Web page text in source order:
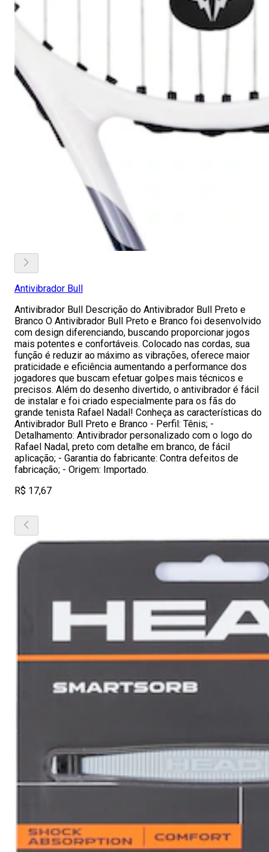
Antivibrador Bull
Antivibrador Bull Descrição do Antivibrador Bull Preto e
Branco O Antivibrador Bull Preto e Branco foi desenvolvido
com design diferenciando, buscando proporcionar jogos
mais potentes e confortáveis. Colocado nas cordas, sua
função é reduzir ao máximo as vibrações, oferece maior
praticidade e eficiência aumentando a performance dos
jogadores que buscam efetuar golpes mais técnicos e
precisos. Além do desenho divertido, o antivibrador é fácil
de instalar e foi criado especialmente para os fãs do
grande tenista Rafael Nadal! Conheça as características do
Antivibrador Bull Preto e Branco - Perfil: Tênis; -
Detalhamento: Antivibrador personalizado com o logo do
Rafael Nadal, preto com detalhe em branco, de fácil
aplicação; - Garantia do fabricante: Contra defeitos de
fabricação; - Origem: Importado.
R$ 17,67